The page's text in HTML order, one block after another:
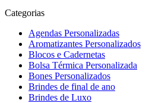
Categorias
Agendas Personalizadas
Aromatizantes Personalizados
Blocos e Cadernetas
Bolsa Térmica Personalizada
Bones Personalizados
Brindes de final de ano
Brindes de Luxo